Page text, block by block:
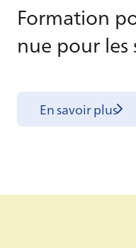
For­ma­tion
nue pour les
En savoir plus